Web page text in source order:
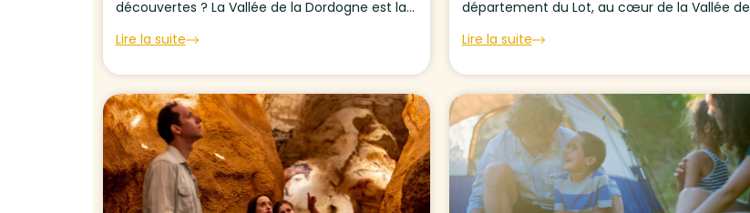
découvertes ? La Vallée de la Dordogne est la
amoureuses de la nature. Entre randonnées...
Lire la suite
département du Lot, au cœur de la Vallée de
plus visités de France. Perché sur sa falaise, ce
Lire la suite